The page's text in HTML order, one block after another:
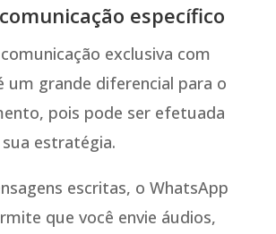
específico
exclusiva com
um grande diferencial para o
pois pode ser efetuada
estratégia.
escritas, o WhatsApp
que você envie áudios,